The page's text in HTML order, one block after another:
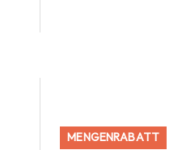
MENGENRABATT